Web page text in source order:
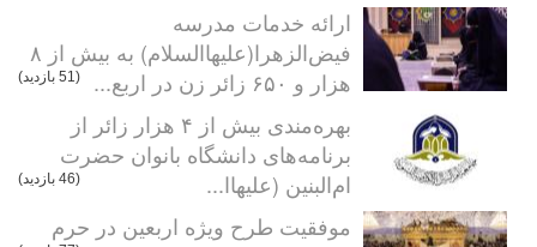
ارائه خدمات مدرسه
فیض‌الزهرا(علیهاالسلام) به بیش از ۸
هزار و ۶۵۰ زائر زن در اربع...
(51 بازدید)
بهره‌مندی بیش از ۴ هزار زائر از
برنامه‌های دانشگاه بانوان حضرت
ام‌البنین (علیهاا...
(46 بازدید)
موفقیت طرح ویژه اربعین در حرم